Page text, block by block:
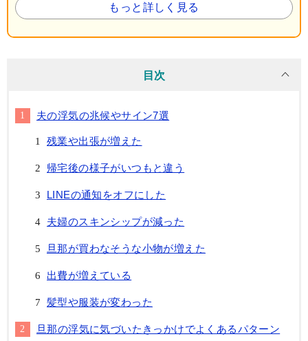
もっと詳しく見る
目次
夫の浮気の兆候やサイン7選
残業や出張が増えた
帰宅後の様子がいつもと違う
LINEの通知をオフにした
夫婦のスキンシップが減った
旦那が買わなそうな小物が増えた
出費が増えている
髪型や服装が変わった
旦那の浮気に気づいたきっかけでよくあるパターン